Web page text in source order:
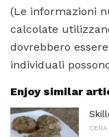
(Le informazioni
calcolate
dovrebbero
individuali
Enjoy similar
CENA